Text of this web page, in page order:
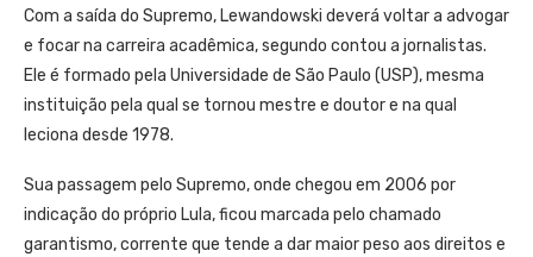
Com a saída do Supremo, Lewandowski deverá voltar a advogar
e focar na carreira acadêmica, segundo contou a jornalistas.
Ele é formado pela Universidade de São Paulo (USP), mesma
instituição pela qual se tornou mestre e doutor e na qual
leciona desde 1978.
Sua passagem pelo Supremo, onde chegou em 2006 por
indicação do próprio Lula, ficou marcada pelo chamado
garantismo, corrente que tende a dar maior peso aos direitos e